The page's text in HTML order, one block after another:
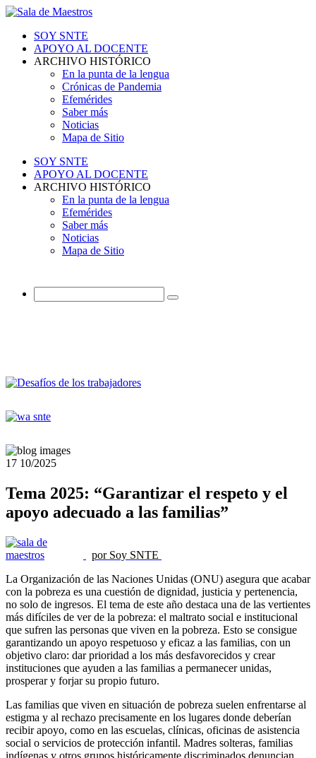
SOY SNTE
APOYO AL DOCENTE
ARCHIVO HISTÓRICO
En la punta de la lengua
Crónicas de Pandemia
Efemérides
Saber más
Noticias
Mapa de Sitio
SOY SNTE
APOYO AL DOCENTE
ARCHIVO HISTÓRICO
En la punta de la lengua
Efemérides
Saber más
Noticias
Mapa de Sitio
17 10/2025
Tema 2025: “Garantizar el respeto y el
apoyo adecuado a las familias”
por Soy SNTE
La Organización de las Naciones Unidas (ONU) asegura que acabar
con la pobreza es una cuestión de dignidad, justicia y pertenencia,
no solo de ingresos. El tema de este año destaca una de las vertientes
más difíciles de ver de la pobreza: el maltrato social e institucional
que sufren las personas que viven en la pobreza. Esto se consigue
garantizando un apoyo respetuoso y eficaz a las familias, con un
objetivo claro: dar prioridad a los más desfavorecidos y crear
instituciones que ayuden a las familias a permanecer unidas,
prosperar y forjar su propio futuro.
Las familias que viven en situación de pobreza suelen enfrentarse al
estigma y al rechazo precisamente en los lugares donde deberían
recibir apoyo, como en las escuelas, clínicas, oficinas de asistencia
social o servicios de protección infantil. Madres solteras, familias
indígenas y otros grupos históricamente discriminados denuncian